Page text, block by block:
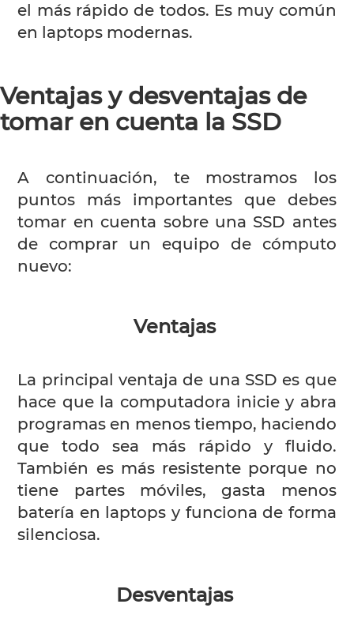
el más rápido de todos. Es muy común
en laptops modernas.
Ventajas y desventajas de
tomar en cuenta la SSD
A continuación, te mostramos los
puntos más importantes que debes
tomar en cuenta sobre una SSD antes
de comprar un equipo de cómputo
nuevo:
Ventajas
La principal ventaja de una SSD es que
hace que la computadora inicie y abra
programas en menos tiempo, haciendo
que todo sea más rápido y fluido.
También es más resistente porque no
tiene partes móviles, gasta menos
batería en laptops y funciona de forma
silenciosa.
Desventajas